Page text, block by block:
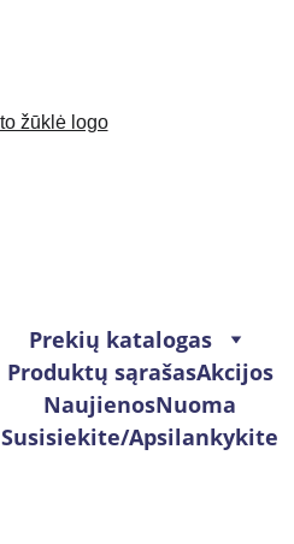
Prekių katalogas
Produktų sąrašasAkcijos
NaujienosNuoma
Susisiekite/Apsilankykite